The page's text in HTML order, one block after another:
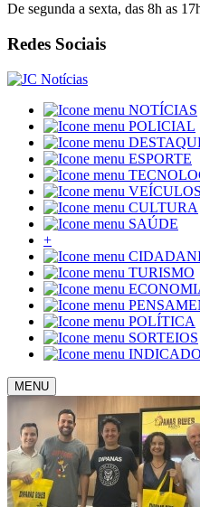
De segunda a sexta, das 8h as
Redes Sociais
NOTÍCIAS
POLICIAL
ESPORTE
VEÍCULOS
CULTURA
SAÚDE
+
TURISMO
POLÍTICA
SORTEIOS
MENU